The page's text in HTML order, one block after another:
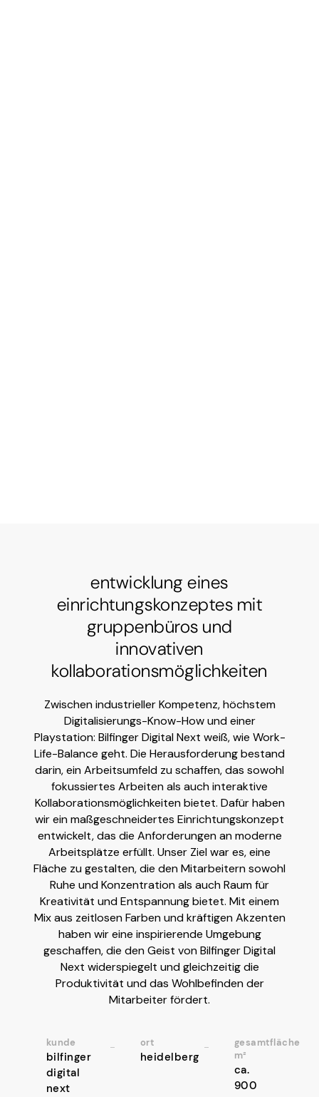
entwicklung eines
einrichtungskonzeptes mit
gruppenbüros und
innovativen
kollaborationsmöglichkeiten
Zwischen industrieller Kompetenz, höchstem
Digitalisierungs-Know-How und einer
Playstation: Bilfinger Digital Next weiß, wie Work-
Life-Balance geht. Die Herausforderung bestand
darin, ein Arbeitsumfeld zu schaffen, das sowohl
fokussiertes Arbeiten als auch interaktive
Kollaborationsmöglichkeiten bietet. Dafür haben
wir ein maßgeschneidertes Einrichtungskonzept
entwickelt, das die Anforderungen an moderne
Arbeitsplätze erfüllt. Unser Ziel war es, eine
Fläche zu gestalten, die den Mitarbeitern sowohl
Ruhe und Konzentration als auch Raum für
Kreativität und Entspannung bietet. Mit einem
Mix aus zeitlosen Farben und kräftigen Akzenten
haben wir eine inspirierende Umgebung
geschaffen, die den Geist von Bilfinger Digital
Next widerspiegelt und gleichzeitig die
Produktivität und das Wohlbefinden der
Mitarbeiter fördert.
kunde
bilfinger
digital
next
ort
heidelberg
gesamtfläche
m²
ca.
900